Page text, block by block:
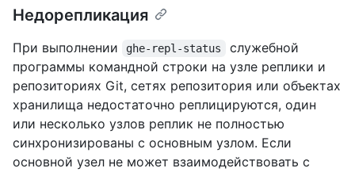
Недорепликация
При выполнении ghe-repl-status
служебной
программы командной строки на узле реплики и
репозиториях Git, сетях репозитория или объектах
хранилища недостаточно реплицируются, один
или несколько узлов реплик не полностью
синхронизированы с основным узлом. Если
основной узел не может взаимодействовать с